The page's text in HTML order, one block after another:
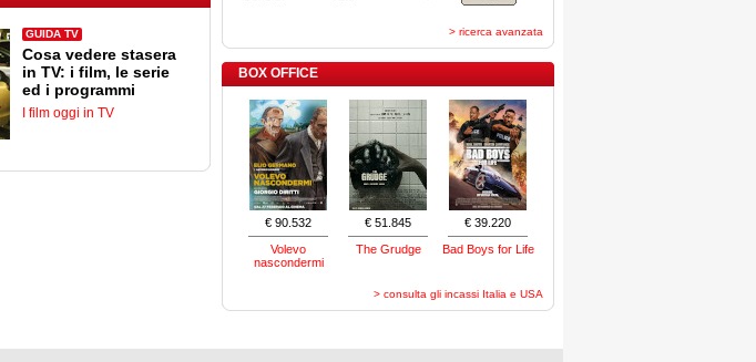
GUIDA TV
Cosa vedere stasera
in TV: i film, le serie
ed i programmi
I film oggi in TV
> ricerca avanzata
BOX OFFICE
€ 90.532
Volevo
nascondermi
€ 51.845
The Grudge
€ 39.220
Bad Boys for Life
> consulta gli incassi Italia e USA